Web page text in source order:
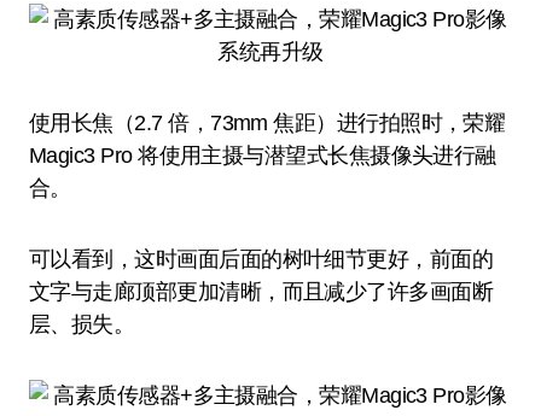
使用长焦（2.7 倍，73mm 焦距）进行拍照时，荣耀
Magic3 Pro 将使用主摄与潜望式长焦摄像头进行融
合。
可以看到，这时画面后面的树叶细节更好，前面的
文字与走廊顶部更加清晰，而且减少了许多画面断
层、损失。